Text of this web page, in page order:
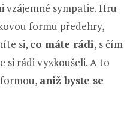
vzájemné sympatie. Hru
formu předehry,
si, co máte rádi, s čím
si rádi vyzkoušeli. A to
aniž byste se